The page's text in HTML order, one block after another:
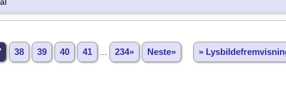
38 39 40 41 234» Neste» »